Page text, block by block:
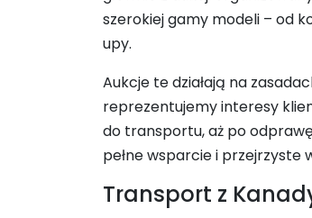
szerokiej gamy modeli – od
upy.
Aukcje te działają na
reprezentujemy interesy
do transportu, aż po
pełne wsparcie i przejrzyste
Transport z